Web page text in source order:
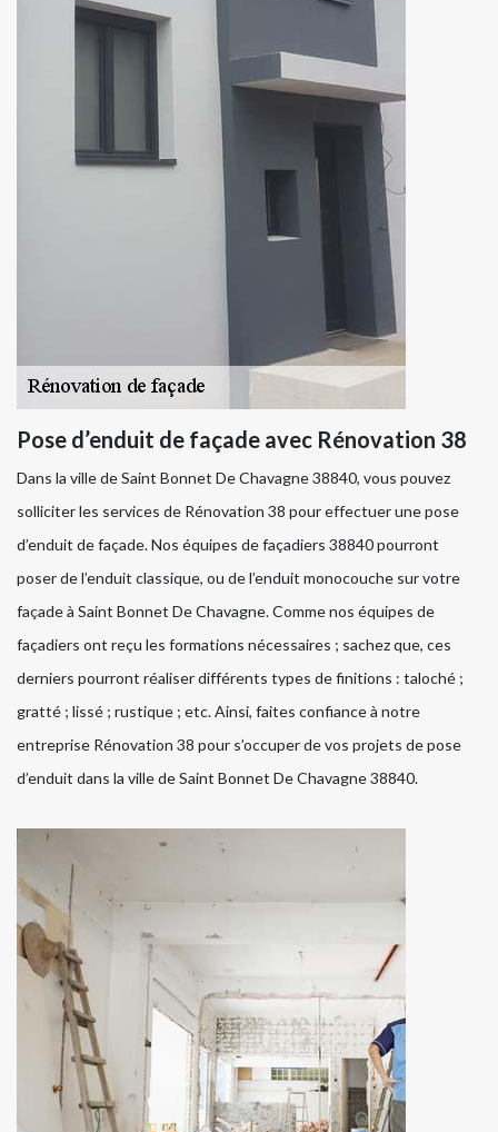
Pose d’enduit de façade avec Rénovation 38
Dans la ville de Saint Bonnet De Chavagne 38840, vous pouvez
solliciter les services de Rénovation 38 pour effectuer une pose
d’enduit de façade. Nos équipes de façadiers 38840 pourront
poser de l’enduit classique, ou de l’enduit monocouche sur votre
façade à Saint Bonnet De Chavagne. Comme nos équipes de
façadiers ont reçu les formations nécessaires ; sachez que, ces
derniers pourront réaliser différents types de finitions : taloché ;
gratté ; lissé ; rustique ; etc. Ainsi, faites confiance à notre
entreprise Rénovation 38 pour s’occuper de vos projets de pose
d’enduit dans la ville de Saint Bonnet De Chavagne 38840.